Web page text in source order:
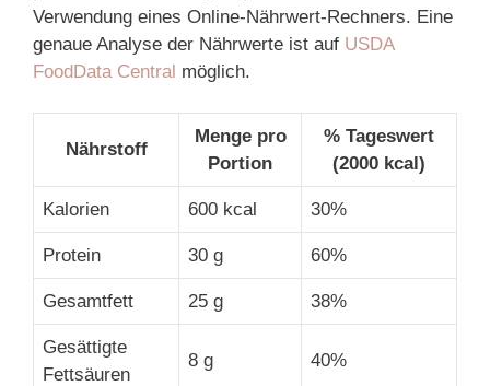
Verwendung eines Online-Nährwert-Rechners. Eine
genaue Analyse der Nährwerte ist auf USDA
FoodData Central möglich.
Nährstoff
Menge pro
Portion
% Tageswert
(2000 kcal)
Kalorien 600 kcal 30%
Protein 30 g 60%
Gesamtfett 25 g 38%
Gesättigte
Fettsäuren
8 g 40%